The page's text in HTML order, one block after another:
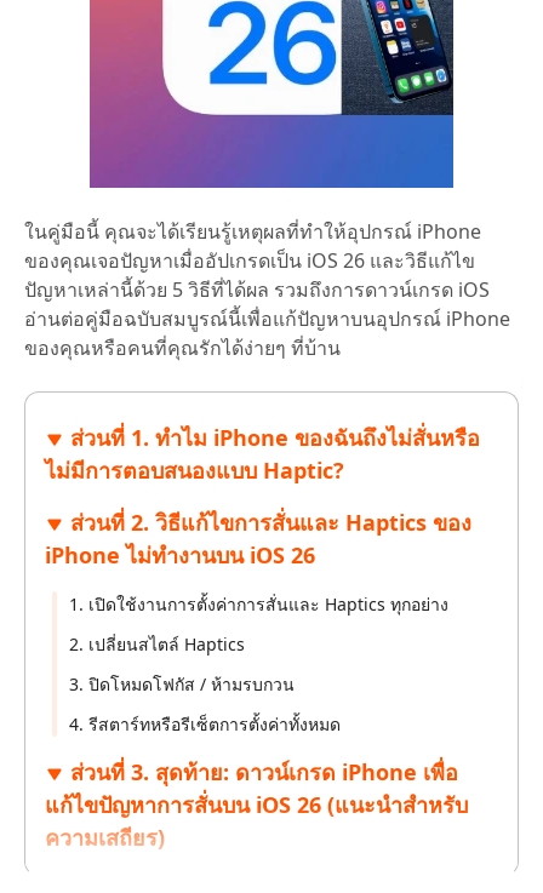
ในคู่มือนี้ คุณจะได้เรียนรู้เหตุผลที่ทำให้อุปกรณ์ iPhone
ของคุณเจอปัญหาเมื่ออัปเกรดเป็น iOS 26 และวิธีแก้ไข
ปัญหาเหล่านี้ด้วย 5 วิธีที่ได้ผล รวมถึงการดาวน์เกรด iOS
อ่านต่อคู่มือฉบับสมบูรณ์นี้เพื่อแก้ปัญหาบนอุปกรณ์ iPhone
ของคุณหรือคนที่คุณรักได้ง่ายๆ ที่บ้าน
ส่วนที่ 1. ทำไม iPhone ของฉันถึงไม่สั่นหรือ
ไม่มีการตอบสนองแบบ Haptic?
ส่วนที่ 2. วิธีแก้ไขการสั่นและ Haptics ของ
iPhone ไม่ทำงานบน iOS 26
1. เปิดใช้งานการตั้งค่าการสั่นและ Haptics ทุกอย่าง
2. เปลี่ยนสไตล์ Haptics
3. ปิดโหมดโฟกัส / ห้ามรบกวน
4. รีสตาร์ทหรือรีเซ็ตการตั้งค่าทั้งหมด
ส่วนที่ 3. สุดท้าย: ดาวน์เกรด iPhone เพื่อ
แก้ไขปัญหาการสั่นบน iOS 26 (แนะนำสำหรับ
ความเสถียร)